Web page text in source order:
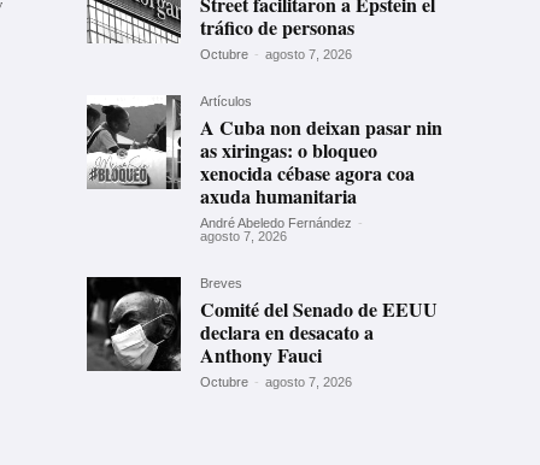
tráfico de personas
Octubre - agosto 7, 2026
Artículos
A Cuba non deixan pasar nin
as xiringas: o bloqueo
xenocida cébase agora coa
axuda humanitaria
André Abeledo Fernández -
agosto 7, 2026
Breves
Comité del Senado de EEUU
declara en desacato a
Anthony Fauci
Octubre - agosto 7, 2026